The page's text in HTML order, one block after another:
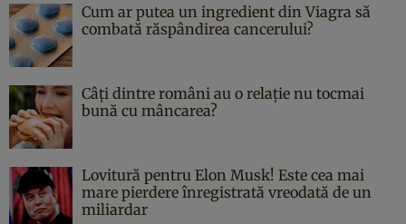
Cum ar putea un ingredient din Viagra să
combată răspândirea cancerului?
Câți dintre români au o relație nu tocmai
bună cu mâncarea?
Lovitură pentru Elon Musk! Este cea mai
mare pierdere înregistrată vreodată de un
miliardar